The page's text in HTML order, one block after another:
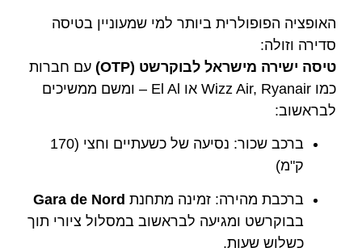
האופציה הפופולרית ביותר למי שמעוניין בטיסה
סדירה וזולה:
טיסה ישירה מישראל לבוקרשט (OTP)
עם חברות
כמו Wizz Air, Ryanair או El Al – ומשם ממשיכים
לבראשוב:
ברכב שכור: נסיעה של כשעתיים וחצי (170
ק"מ)
ברכבת מהירה: זמינה מתחנת Gara de Nord
בבוקרשט ומגיעה לבראשוב במסלול ציורי תוך
כשלוש שעות.